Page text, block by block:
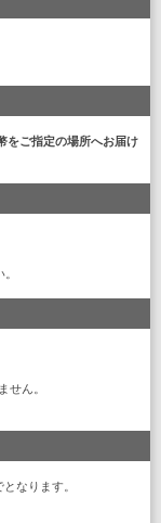
をご指定の場所へお届け
せん。
なります。